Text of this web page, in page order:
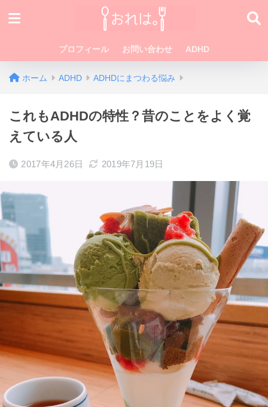
プロフィール お問い合わせ ADHD
ホーム ADHD ADHDにまつわる悩み
これもADHDの特性？昔のことをよく覚
えている人
2017年4月26日 2019年7月19日